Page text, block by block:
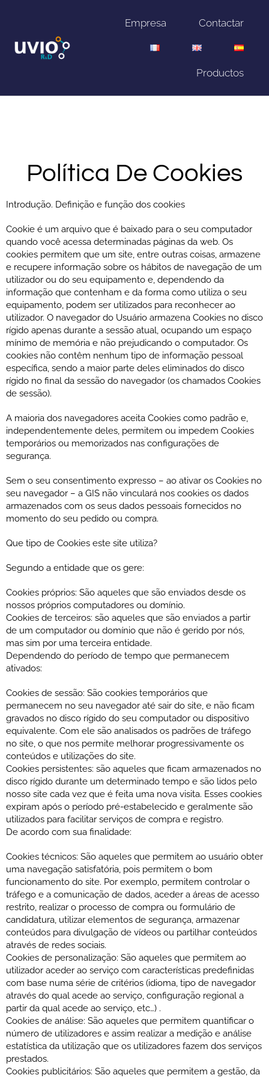
Empresa Contactar
Productos
Política De Cookies
Introdução. Definição e função dos cookies
Cookie é um arquivo que é baixado para o seu computador
quando você acessa determinadas páginas da web. Os
cookies permitem que um site, entre outras coisas, armazene
e recupere informação sobre os hábitos de navegação de um
utilizador ou do seu equipamento e, dependendo da
informação que contenham e da forma como utiliza o seu
equipamento, podem ser utilizados para reconhecer ao
utilizador. O navegador do Usuário armazena Cookies no disco
rígido apenas durante a sessão atual, ocupando um espaço
mínimo de memória e não prejudicando o computador. Os
cookies não contêm nenhum tipo de informação pessoal
específica, sendo a maior parte deles eliminados do disco
rígido no final da sessão do navegador (os chamados Cookies
de sessão).
A maioria dos navegadores aceita Cookies como padrão e,
independentemente deles, permitem ou impedem Cookies
temporários ou memorizados nas configurações de
segurança.
Sem o seu consentimento expresso – ao ativar os Cookies no
seu navegador – a GIS não vinculará nos cookies os dados
armazenados com os seus dados pessoais fornecidos no
momento do seu pedido ou compra.
Que tipo de Cookies este site utiliza?
Segundo a entidade que os gere:
Cookies próprios: São aqueles que são enviados desde os
nossos próprios computadores ou domínio.
Cookies de terceiros: são aqueles que são enviados a partir
de um computador ou domínio que não é gerido por nós,
mas sim por uma terceira entidade.
Dependendo do período de tempo que permanecem
ativados:
Cookies de sessão: São cookies temporários que
permanecem no seu navegador até sair do site, e não ficam
gravados no disco rígido do seu computador ou dispositivo
equivalente. Com ele são analisados ​​os padrões de tráfego
no site, o que nos permite melhorar progressivamente os
conteúdos e utilizações do site.
Cookies persistentes: são aqueles que ficam armazenados no
disco rígido durante um determinado tempo e são lidos pelo
nosso site cada vez que é feita uma nova visita. Esses cookies
expiram após o período pré-estabelecido e geralmente são
utilizados para facilitar serviços de compra e registro.
De acordo com sua finalidade:
Cookies técnicos: São aqueles que permitem ao usuário obter
uma navegação satisfatória, pois permitem o bom
funcionamento do site. Por exemplo, permitem controlar o
tráfego e a comunicação de dados, aceder a áreas de acesso
restrito, realizar o processo de compra ou formulário de
candidatura, utilizar elementos de segurança, armazenar
conteúdos para divulgação de vídeos ou partilhar conteúdos
através de redes sociais.
Cookies de personalização: São aqueles que permitem ao
utilizador aceder ao serviço com características predefinidas
com base numa série de critérios (idioma, tipo de navegador
através do qual acede ao serviço, configuração regional a
partir da qual acede ao serviço, etc…) .
Cookies de análise: São aqueles que permitem quantificar o
número de utilizadores e assim realizar a medição e análise
estatística da utilização que os utilizadores fazem dos serviços
prestados.
Cookies publicitários: São aqueles que permitem a gestão, da